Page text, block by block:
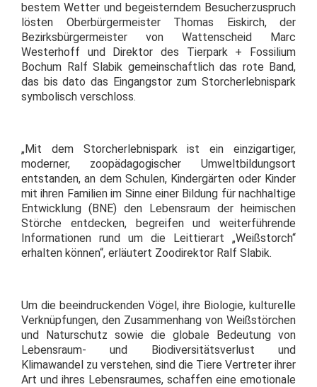
bestem Wetter und begeisterndem Besucherzuspruch
lösten Oberbürgermeister Thomas Eiskirch, der
Bezirksbürgermeister von Wattenscheid Marc
Westerhoff und Direktor des Tierpark + Fossilium
Bochum Ralf Slabik gemeinschaftlich das rote Band,
das bis dato das Eingangstor zum Storcherlebnispark
symbolisch verschloss.
„Mit dem Storcherlebnispark ist ein einzigartiger,
moderner, zoopädagogischer Umweltbildungsort
entstanden, an dem Schulen, Kindergärten oder Kinder
mit ihren Familien im Sinne einer Bildung für nachhaltige
Entwicklung (BNE) den Lebensraum der heimischen
Störche entdecken, begreifen und weiterführende
Informationen rund um die Leittierart „Weißstorch“
erhalten können“, erläutert Zoodirektor Ralf Slabik.
Um die beeindruckenden Vögel, ihre Biologie, kulturelle
Verknüpfungen, den Zusammenhang von Weißstörchen
und Naturschutz sowie die globale Bedeutung von
Lebensraum- und Biodiversitätsverlust und
Klimawandel zu verstehen, sind die Tiere Vertreter ihrer
Art und ihres Lebensraumes, schaffen eine emotionale